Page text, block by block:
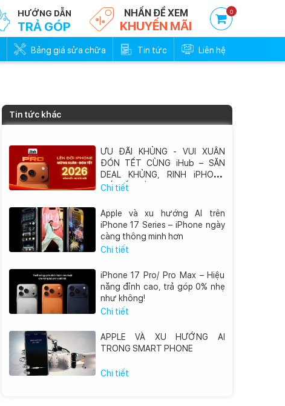
0
NHẤN ĐỂ XEM
KHUYẾN MÃI
HƯỚNG DẪN
TRẢ GÓP
Bảng giá sửa chữa Tin tức Liên hệ
Tin tức khác
ƯU ĐÃI KHỦNG - VUI XUÂN
ĐÓN TẾT CÙNG iHub – SĂN
DEAL KHỦNG, RINH iPHONE
MỚI VỀ NHÀ
Chi tiết
Apple và xu hướng AI trên
iPhone 17 Series – iPhone ngày
càng thông minh hơn
Chi tiết
iPhone 17 Pro/ Pro Max – Hiệu
năng đỉnh cao, trả góp 0% nhẹ
như không!
Chi tiết
APPLE VÀ XU HƯỚNG AI
TRONG SMART PHONE
Chi tiết